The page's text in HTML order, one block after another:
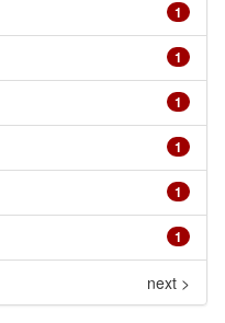
1
1
1
1
1
1
next >